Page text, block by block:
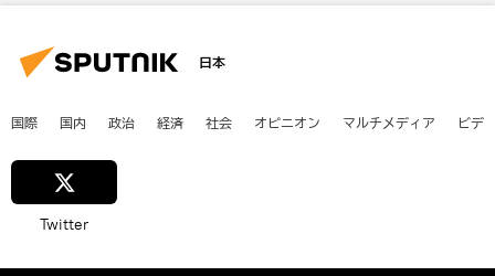
日本
国際 国内 政治 経済 社会 オピニオン マルチメディア ビデ
Twitter